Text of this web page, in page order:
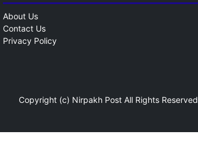
About Us
Contact Us
Privacy Policy
Copyright (c) Nirpakh Post All Rights Reserved